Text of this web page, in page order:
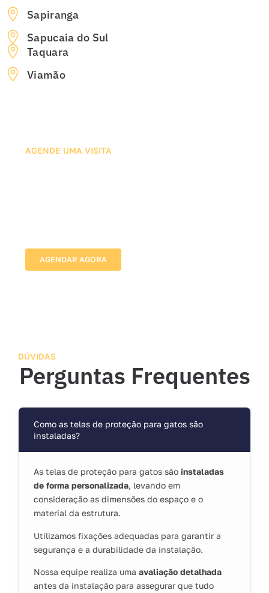
Sapiranga
Sapucaia do Sul
Taquara
Viamão
AGENDE UMA VISITA
AGENDAR AGORA
DÚVIDAS
Perguntas Frequentes
Como as telas de proteção para gatos são
instaladas?
As telas de proteção para gatos são instaladas
de forma personalizada, levando em
consideração as dimensões do espaço e o
material da estrutura.
Utilizamos fixações adequadas para garantir a
segurança e a durabilidade da instalação.
Nossa equipe realiza uma avaliação detalhada
antes da instalação para assegurar que tudo